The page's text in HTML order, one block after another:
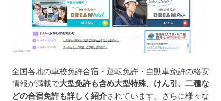
全国各地の車校免許合宿・運転免許・自動車免許の格安
情報が満載で大型免許も含め大型特殊、けん引、二種な
どの合宿免許も詳しく紹介されています。さらに様々な